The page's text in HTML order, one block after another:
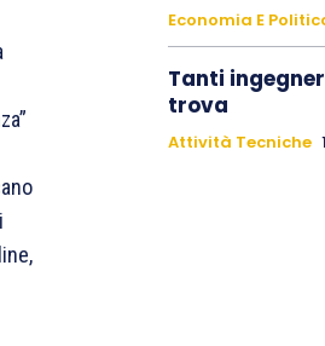
Economia E
Tanti
trova
Attività Tecniche